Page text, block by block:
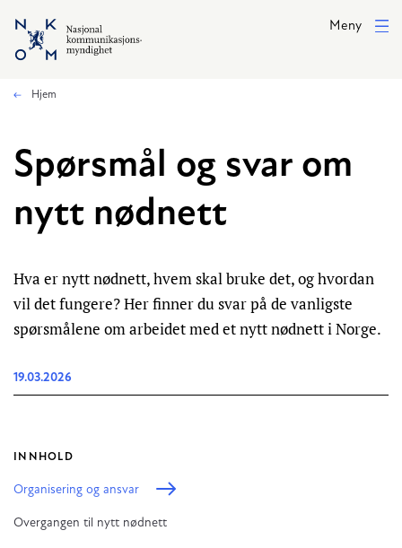
Hopp til hovedinnhold
Meny
Hjem
Spørsmål og svar om
nytt nødnett
Hva er nytt nødnett, hvem skal bruke det, og hvordan
vil det fungere? Her finner du svar på de vanligste
spørsmålene om arbeidet med et nytt nødnett i Norge.
19.03.2026
INNHOLD
Organisering og ansvar
Overgangen til nytt nødnett